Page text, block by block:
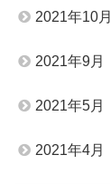
2021年10月
2021年9月
2021年5月
2021年4月